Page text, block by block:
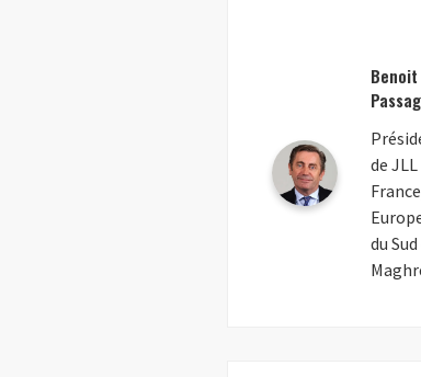
Benoit
de JLL
du